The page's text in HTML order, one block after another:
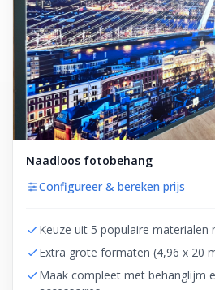
Naadloos fotobehang
Configureer & bereken prijs
Keuze uit 5 populaire materialen
Extra grote formaten (4,96 x 20
Maak compleet met behanglijm